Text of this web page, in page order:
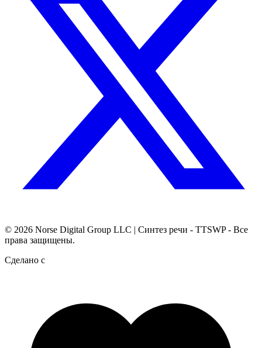
© 2026 Norse Digital Group LLC | Синтез речи - TTSWP - Все
права защищены.
Сделано с